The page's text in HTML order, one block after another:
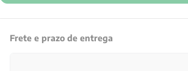
Frete e prazo de entrega